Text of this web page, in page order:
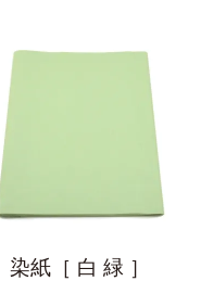
染紙［ 白 緑 ］